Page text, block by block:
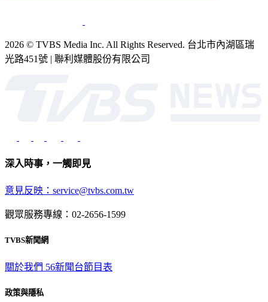
2026 © TVBS Media Inc. All Rights Reserved. 台北市內湖區瑞
光路451號 | 聯利媒體股份有限公司
深入時事，一觸即見
意見反映：service@tvbs.com.tw
觀眾服務專線：02-2656-1599
TVBS新聞網
關於我們 56新聞台節目表
政策與隱私